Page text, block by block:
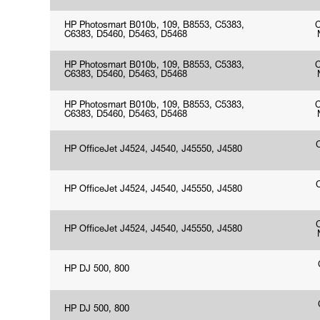
HP Photosmart B010b, 109, B8553, C5383,
C6383, D5460, D5463, D5468
HP Photosmart B010b, 109, B8553, C5383,
C6383, D5460, D5463, D5468
HP Photosmart B010b, 109, B8553, C5383,
C6383, D5460, D5463, D5468
HP OfficeJet J4524, J4540, J45550, J4580
HP OfficeJet J4524, J4540, J45550, J4580
HP OfficeJet J4524, J4540, J45550, J4580
HP DJ 500, 800
HP DJ 500, 800